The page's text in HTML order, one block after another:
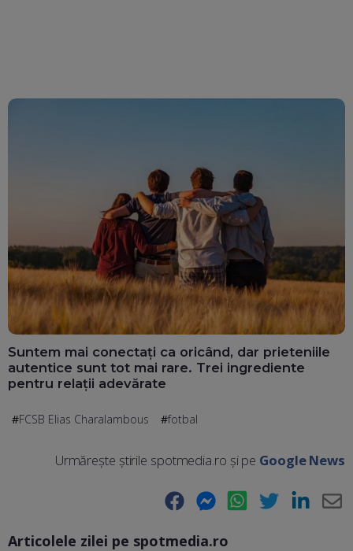
Suntem mai conectați ca oricând, dar prieteniile
autentice sunt tot mai rare. Trei ingrediente
pentru relații adevărate
FCSB Elias Charalambous fotbal
Urmărește știrile spotmedia.ro și pe Google News
Facebook Messenger WhatsApp Twitter LinkedIn
Articolele zilei pe spotmedia.ro